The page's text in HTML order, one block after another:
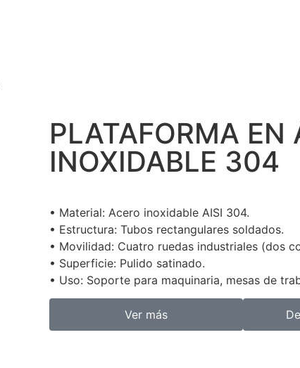
PLATAFORMA EN
INOXIDABLE 304
• Material: Acero inoxidable AISI 304.
• Estructura: Tubos rectangulares soldados.
• Movilidad: Cuatro ruedas industriales (dos
• Superficie: Pulido satinado.
• Uso: Soporte para maquinaria, mesas de
Ver más